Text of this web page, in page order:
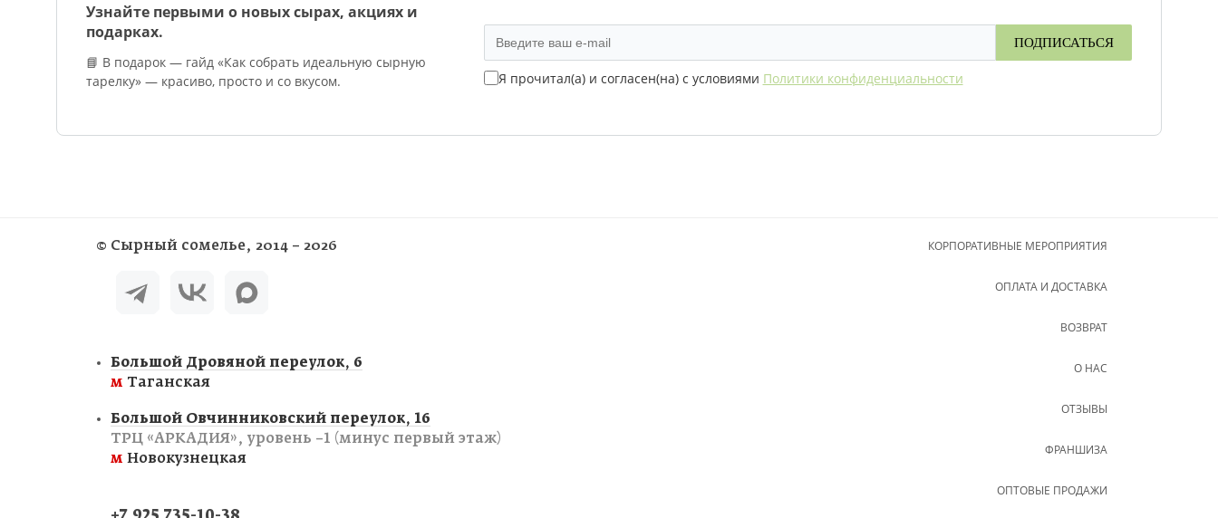
Узнайте первыми о новых сырах, акциях и
подарках.
📘 В подарок — гайд «Как собрать идеальную сырную
тарелку» — красиво, просто и со вкусом.
ПОДПИСАТЬСЯ
Я прочитал(а) и согласен(на) с условиями Политики конфиденциальности
© Сырный сомелье, 2014 – 2026
Большой Дровяной переулок, 6
м Таганская
Большой Овчинниковский переулок, 16
ТРЦ «АРКАДИЯ», уровень −1 (минус первый этаж)
м Новокузнецкая
КОРПОРАТИВНЫЕ МЕРОПРИЯТИЯ
ОПЛАТА И ДОСТАВКА
ВОЗВРАТ
О НАС
ОТЗЫВЫ
ФРАНШИЗА
ОПТОВЫЕ ПРОДАЖИ